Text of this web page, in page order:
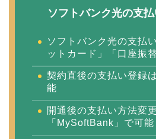
ソフトバンク光の支
ソフトバンク光の支払
ットカード」「口座振替
契約直後の支払い登録
能
開通後の支払い方法変
「MySoftBank」で可能